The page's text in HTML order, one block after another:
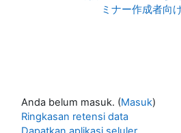
ミナー作成者向
Anda belum masuk. (Masuk)
Ringkasan retensi data